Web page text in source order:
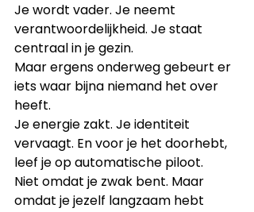
Je wordt vader. Je neemt
verantwoordelijkheid. Je staat
centraal in je gezin.
Maar ergens onderweg gebeurt er
iets waar bijna niemand het over
heeft.
Je energie zakt. Je identiteit
vervaagt. En voor je het doorhebt,
leef je op automatische piloot.
Niet omdat je zwak bent. Maar
omdat je jezelf langzaam hebt